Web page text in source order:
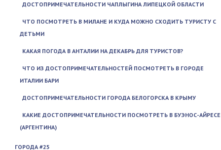
ДОСТОПРИМЕЧАТЕЛЬНОСТИ ЧАПЛЫГИНА ЛИПЕЦКОЙ ОБЛАСТИ
ЧТО ПОСМОТРЕТЬ В МИЛАНЕ И КУДА МОЖНО СХОДИТЬ ТУРИСТУ С
ДЕТЬМИ
КАКАЯ ПОГОДА В АНТАЛИИ НА ДЕКАБРЬ ДЛЯ ТУРИСТОВ?
ЧТО ИЗ ДОСТОПРИМЕЧАТЕЛЬНОСТЕЙ ПОСМОТРЕТЬ В ГОРОДЕ
ИТАЛИИ БАРИ
ДОСТОПРИМЕЧАТЕЛЬНОСТИ ГОРОДА БЕЛОГОРСКА В КРЫМУ
КАКИЕ ДОСТОПРИМЕЧАТЕЛЬНОСТИ ПОСМОТРЕТЬ В БУЭНОС-АЙРЕСЕ
(АРГЕНТИНА)
ГОРОДА #25